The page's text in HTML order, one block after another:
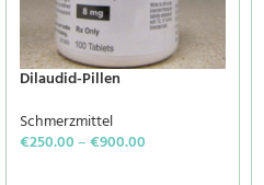
Dilaudid-Pillen
Schmerzmittel
€250.00–€900.00